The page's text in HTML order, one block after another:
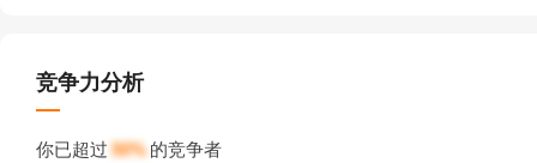
竞争力分析
你已超过50%的竞争者